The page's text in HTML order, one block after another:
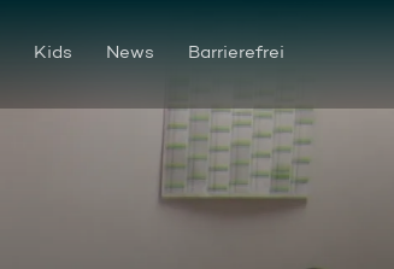
Kids News Barrierefrei